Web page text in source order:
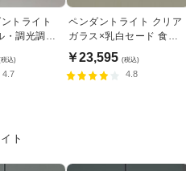
トライト
・調光調色
込)
4.7
ペンダントライト クリア
ガラス×乳白セード 食卓
照明｜ダクトレール専用
￥23,595 (税込)
4.8
ト